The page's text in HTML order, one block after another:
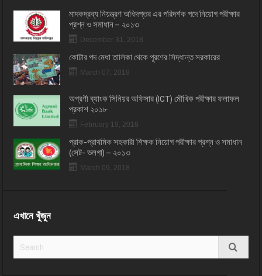
মাদকদ্রব্য নিয়ন্ত্রণ অধিদপ্তর এর পরিদর্শক পদে নিয়োগ পরীক্ষার
প্রশ্ন ও সমাধান – ২০১৩
December 31, 2018
কোটার পদ মেধা তালিকা থেকে পূরণের সিদ্ধান্ত সরকারের
March 07, 2018
অগ্রণী ব্যাংক সিনিয়র অফিসার (ICT) মৌখিক পরীক্ষার ফলাফল
প্রকাশ ২০১৮
February 19, 2018
প্রাক-প্রাথমিক সহকারী শিক্ষক নিয়োগ পরীক্ষার প্রশ্ন ও সমাধান
(সেট- ভলগা) – ২০১৩
March 09, 2018
এখানে খুঁজুন